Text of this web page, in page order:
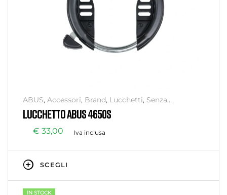
ABUS, Accessori, Brand, Lucchetti, Senza
categoria,Sicurezza
LUCCHETTO ABUS 4650S
€ 33,00 Iva inclusa
SCEGLI
IN STOCK